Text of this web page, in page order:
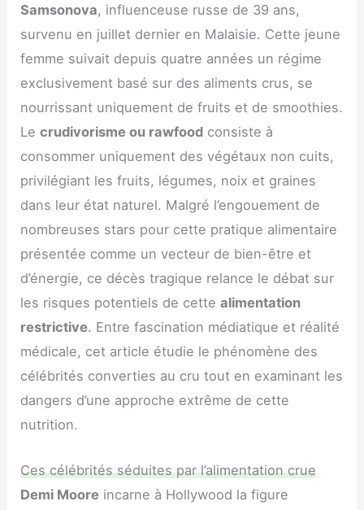
Samsonova, influenceuse russe de 39 ans,
survenu en juillet dernier en Malaisie. Cette jeune
femme suivait depuis quatre années un régime
exclusivement basé sur des aliments crus, se
nourrissant uniquement de fruits et de smoothies.
Lecrudivorisme ou rawfood consiste à
consommer uniquement des végétaux non cuits,
privilégiant les fruits, légumes, noix et graines
dans leur état naturel. Malgré l’engouement de
nombreuses stars pour cette pratique alimentaire
présentée comme un vecteur de bien-être et
d’énergie, ce décès tragique relance le débat sur
les risques potentiels de cettealimentation
restrictive. Entre fascination médiatique et réalité
médicale, cet article étudie le phénomène des
célébrités converties au cru tout en examinant les
dangers d’une approche extrême de cette
nutrition.
Ces célébrités séduites par l’alimentation crue
Demi Moore incarne à Hollywood la figure